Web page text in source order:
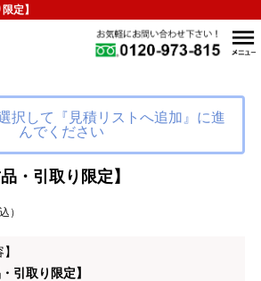
定】
択して『見積リストへ追加』に進
んでください
・引取り限定】
）
引取り限定】